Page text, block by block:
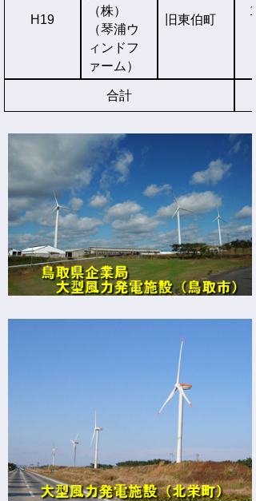
H19
（株）
（琴浦ウ
ィンドフ
ァーム）
旧東伯町
合計